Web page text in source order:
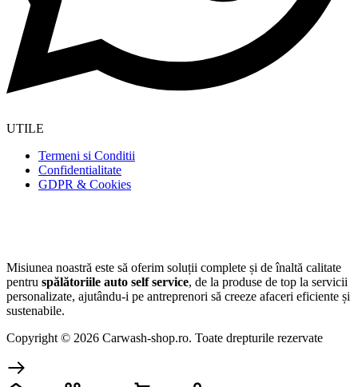
UTILE
Termeni si Conditii
Confidentialitate
GDPR & Cookies
Misiunea noastră este să oferim soluții complete și de înaltă calitate
pentru spălătoriile auto self service, de la produse de top la servicii
personalizate, ajutându-i pe antreprenori să creeze afaceri eficiente și
sustenabile.
Copyright © 2026 Carwash-shop.ro. Toate drepturile rezervate